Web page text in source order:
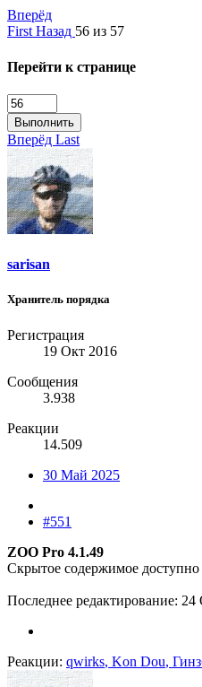
Вперёд
First Назад 56 из 57
Перейти к странице
Выполнить
Вперёд Last
sarisan
Хранитель порядка
Регистрация
19 Окт 2016
Сообщения
3.938
Реакции
14.509
30 Май 2025
#551
ZOO Pro 4.1.49
Скрытое содержимое доступно
Последнее редактирование: 24
Реакции: qwirks, Kon Dou,